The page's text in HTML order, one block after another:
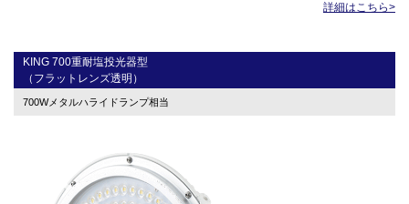
詳細はこちら>
KING 700重耐塩投光器型
（フラットレンズ透明）
700Wメタルハライドランプ相当